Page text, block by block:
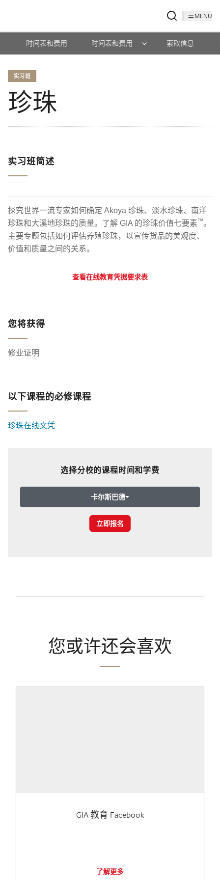
MENU
时间表和费用 时间表和费用 索取信息
实习班
珍珠
实习班简述
探究世界一流专家如何确定 Akoya 珍珠、淡水珍珠、南洋
珍珠和大溪地珍珠的质量。了解 GIA 的珍珠价值七要素™。
主要专题包括如何评估养殖珍珠，以宣传货品的美观度、
价值和质量之间的关系。
查看在线教育凭据要求表
您将获得
修业证明
以下课程的必修课程
珍珠在线文凭
选择分校的课程时间和学费
卡尔斯巴德
立即报名
您或许还会喜欢
GIA 教育 Facebook
了解更多